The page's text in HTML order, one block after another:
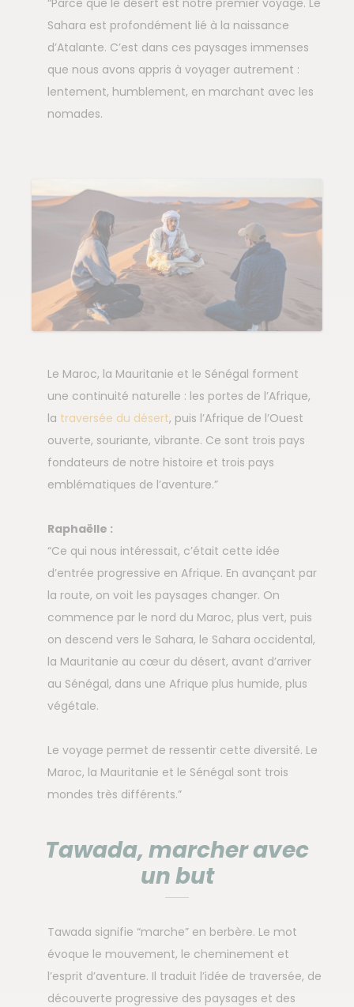
Sahara est profondément lié à la naissance
d’Atalante. C’est dans ces paysages immenses
que nous avons appris à voyager autrement :
lentement, humblement, en marchant avec les
nomades.
Le Maroc, la Mauritanie et le Sénégal forment
une continuité naturelle : les portes de l’Afrique,
la traversée du désert, puis l’Afrique de l’Ouest
ouverte, souriante, vibrante. Ce sont trois pays
fondateurs de notre histoire et trois pays
emblématiques de l’aventure.”
Raphaëlle :
“Ce qui nous intéressait, c’était cette idée
d’entrée progressive en Afrique. En avançant par
la route, on voit les paysages changer. On
commence par le nord du Maroc, plus vert, puis
on descend vers le Sahara, le Sahara occidental,
la Mauritanie au cœur du désert, avant d’arriver
au Sénégal, dans une Afrique plus humide, plus
végétale.
Le voyage permet de ressentir cette diversité. Le
Maroc, la Mauritanie et le Sénégal sont trois
mondes très différents.”
Tawada, marcher avec
un but
Tawada signifie “marche” en berbère. Le mot
évoque le mouvement, le cheminement et
l’esprit d’aventure. Il traduit l’idée de traversée, de
découverte progressive des paysages et des